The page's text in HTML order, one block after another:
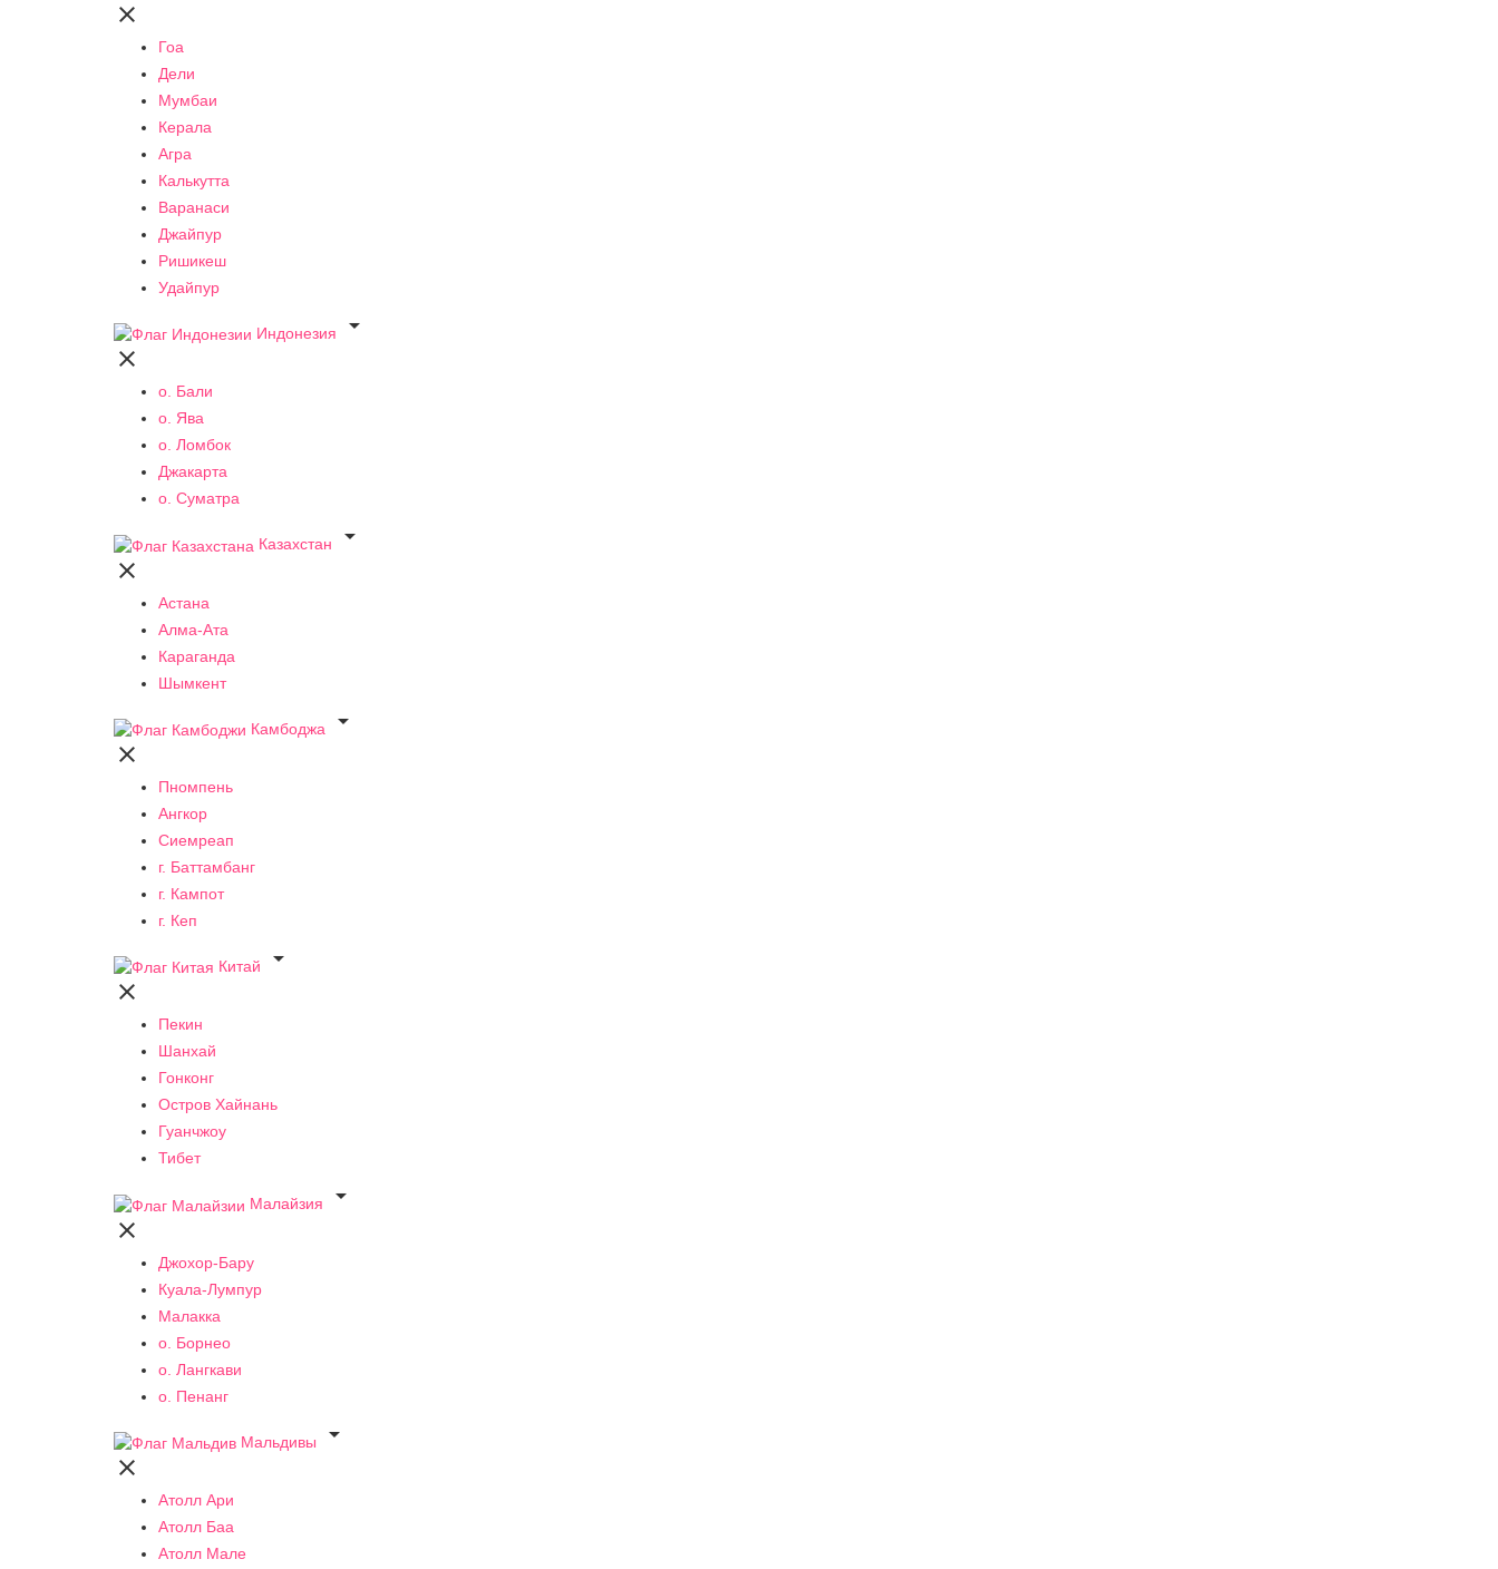

Гоа
Дели
Мумбаи
Керала
Агра
Калькутта
Варанаси
Джайпур
Ришикеш
Удайпур
Индонезия


о. Бали
о. Ява
о. Ломбок
Джакарта
о. Суматра
Казахстан


Астана
Алма-Ата
Караганда
Шымкент
Камбоджа


Пномпень
Ангкор
Сиемреап
г. Баттамбанг
г. Кампот
г. Кеп
Китай


Пекин
Шанхай
Гонконг
Остров Хайнань
Гуанчжоу
Тибет
Малайзия


Джохор-Бару
Куала-Лумпур
Малакка
о. Борнео
о. Лангкави
о. Пенанг
Мальдивы


Атолл Ари
Атолл Баа
Атолл Мале